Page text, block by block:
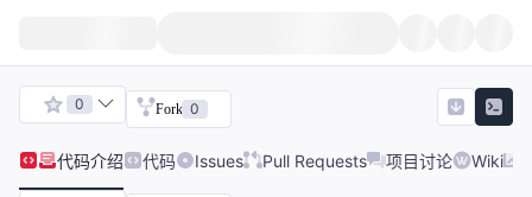
0 Fork 0
代码介绍 代码 Issues Pull Requests 项目讨论 Wiki